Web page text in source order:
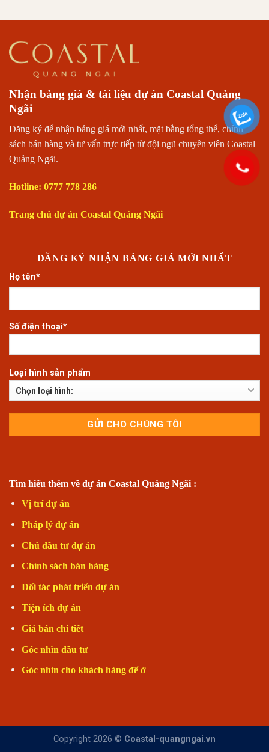
Nhận bảng giá & tài liệu dự án Coastal Quảng
Ngãi
Đăng ký để nhận bảng giá mới nhất, mặt bằng tổng thể, chính
sách bán hàng và tư vấn trực tiếp từ đội ngũ chuyên viên Coastal
Quảng Ngãi.
Hotline: 0777 778 286
Trang chủ dự án Coastal Quảng Ngãi
ĐĂNG KÝ NHẬN BẢNG GIÁ MỚI NHẤT
Họ tên*
Số điện thoại*
Loại hình sản phẩm
Tìm hiểu thêm về dự án Coastal Quảng Ngãi :
Vị trí dự án
Pháp lý dự án
Chủ đầu tư dự án
Chính sách bán hàng
Đối tác phát triển dự án
Tiện ích dự án
Giá bán chi tiết
Góc nhìn đầu tư
Góc nhìn cho khách hàng để ở
Copyright 2026 © Coastal-quangngai.vn